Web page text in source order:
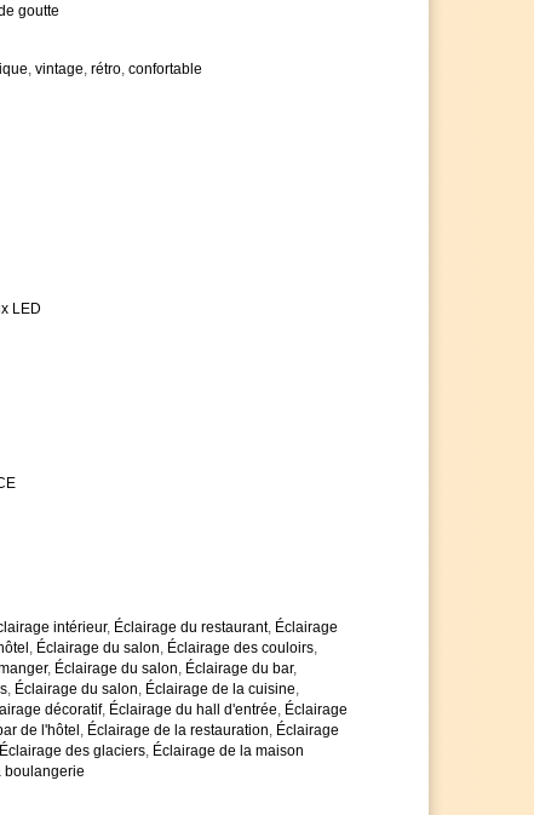
goutte
, vintage, rétro, confortable
LED
intérieur, Éclairage du restaurant, Éclairage
, Éclairage du salon, Éclairage des couloirs,
, Éclairage du salon, Éclairage du bar,
, Éclairage du salon, Éclairage de la cuisine,
décoratif, Éclairage du hall d'entrée, Éclairage
de l'hôtel , Éclairage de la restauration, Éclairage
Éclairage des glaciers, Éclairage de la maison
boulangerie